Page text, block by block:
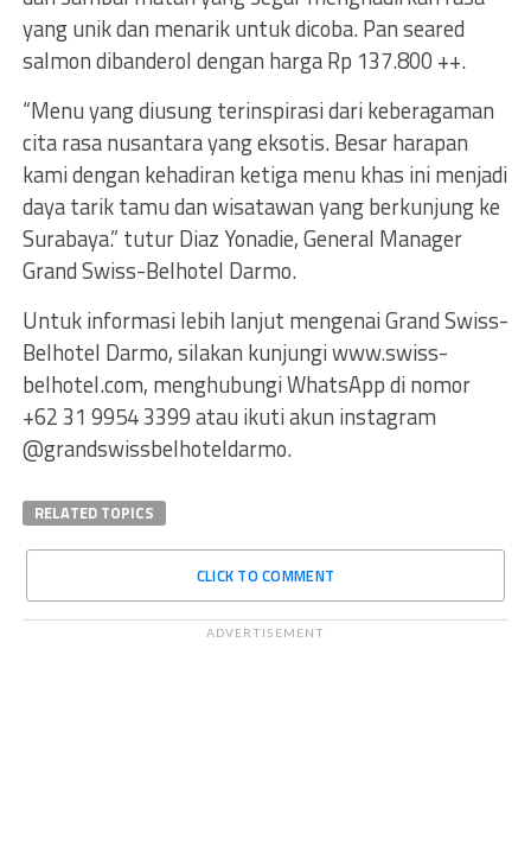
yang unik dan menarik untuk dicoba. Pan seared
salmon dibanderol dengan harga Rp 137.800 ++.
“Menu yang diusung terinspirasi dari keberagaman
cita rasa nusantara yang eksotis. Besar harapan
kami dengan kehadiran ketiga menu khas ini menjadi
daya tarik tamu dan wisatawan yang berkunjung ke
Surabaya.” tutur Diaz Yonadie, General Manager
Grand Swiss-Belhotel Darmo.
Untuk informasi lebih lanjut mengenai Grand Swiss-
Belhotel Darmo, silakan kunjungi www.swiss-
belhotel.com, menghubungi WhatsApp di nomor
+62 31 9954 3399 atau ikuti akun instagram
@grandswissbelhoteldarmo.
RELATED TOPICS
CLICK TO COMMENT
ADVERTISEMENT